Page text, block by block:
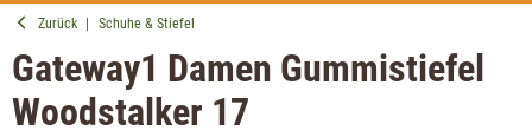
Zurück Schuhe & Stiefel
Gateway1 Damen Gummistiefel
Woodstalker 17